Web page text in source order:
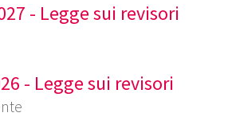
- Legge sui revisori
- Legge sui revisori